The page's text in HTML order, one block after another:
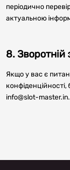
періодично
актуальною
8. Зворотній
Якщо у вас є
info@slot-